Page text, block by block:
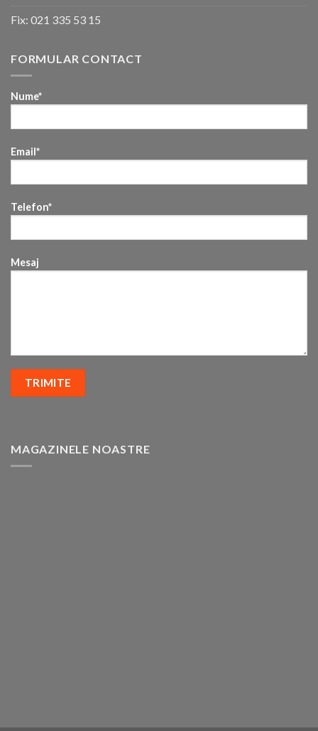
Fix: 021 335 53 15
FORMULAR CONTACT
Nume*
Email*
Telefon*
Mesaj
MAGAZINELE NOASTRE